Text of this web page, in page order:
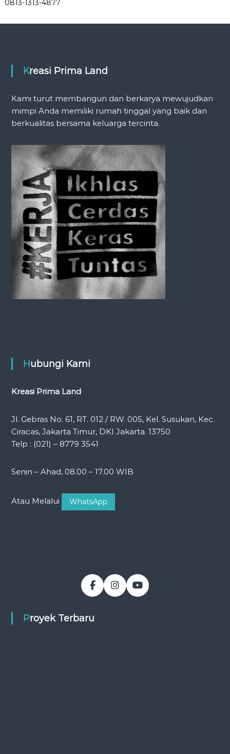
0813-1313-4877
Kreasi Prima Land
Kami turut membangun dan berkarya mewujudkan
mimpi Anda memiliki rumah tinggal yang baik dan
berkualitas bersama keluarga tercinta.
Hubungi Kami
Kreasi Prima Land
Jl. Gebras No. 61, RT. 012 / RW. 005, Kel. Susukan, Kec.
Ciracas, Jakarta Timur, DKI Jakarta. 13750
Telp : (021) – 8779 3541
Senin – Ahad, 08.00 – 17.00 WIB
Atau Melalui WhatsApp
Proyek Terbaru